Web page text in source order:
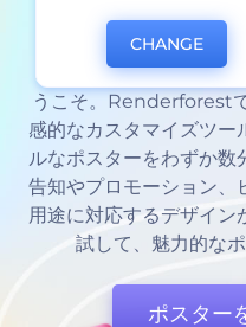
スター
ポスター デザインを簡
うこそ。Renderforest
感的なカスタマイズツー
ルなポスターをわずか数
告知やプロモーション、
用途に対応するデザイン
試して、魅力的な
ポスター
CHANGE